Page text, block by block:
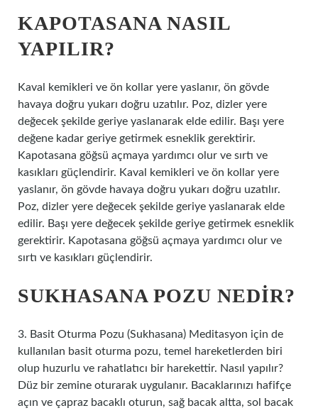
KAPOTASANA NASIL
YAPILIR?
Kaval kemikleri ve ön kollar yere yaslanır, ön gövde
havaya doğru yukarı doğru uzatılır. Poz, dizler yere
değecek şekilde geriye yaslanarak elde edilir. Başı yere
değene kadar geriye getirmek esneklik gerektirir.
Kapotasana göğsü açmaya yardımcı olur ve sırtı ve
kasıkları güçlendirir. Kaval kemikleri ve ön kollar yere
yaslanır, ön gövde havaya doğru yukarı doğru uzatılır.
Poz, dizler yere değecek şekilde geriye yaslanarak elde
edilir. Başı yere değecek şekilde geriye getirmek esneklik
gerektirir. Kapotasana göğsü açmaya yardımcı olur ve
sırtı ve kasıkları güçlendirir.
SUKHASANA POZU NEDIR?
3. Basit Oturma Pozu (Sukhasana) Meditasyon için de
kullanılan basit oturma pozu, temel hareketlerden biri
olup huzurlu ve rahatlatıcı bir harekettir. Nasıl yapılır?
Düz bir zemine oturarak uygulanır. Bacaklarınızı hafifçe
açın ve çapraz bacaklı oturun, sağ bacak altta, sol bacak